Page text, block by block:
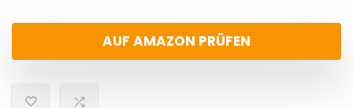
AUF AMAZON PRÜFEN